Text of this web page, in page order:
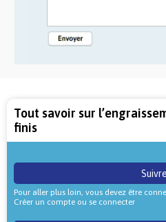
Tout savoir sur
finis
Suivre
Pour aller plus loin, vous devez être
Créer un compte ou se connecter